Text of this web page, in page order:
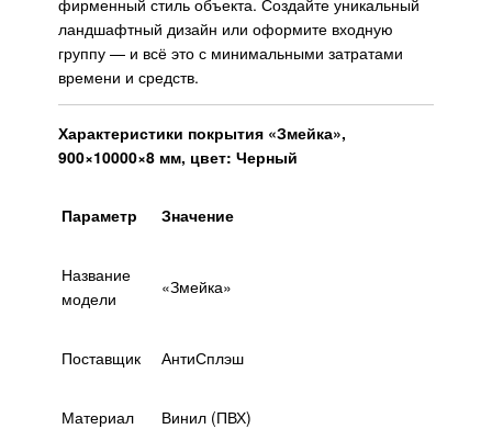
ландшафтный дизайн или оформите входную
группу — и всё это с минимальными затратами
времени и средств.
Характеристики покрытия «Змейка»,
900×10000×8 мм, цвет: Черный
Параметр Значение
Название
модели
«Змейка»
Поставщик АнтиСплэш
Материал Винил (ПВХ)